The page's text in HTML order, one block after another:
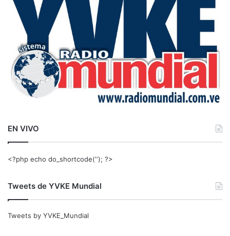
EN VIVO
<?php echo do_shortcode(‘‘); ?>
Tweets de YVKE Mundial
Tweets by YVKE_Mundial